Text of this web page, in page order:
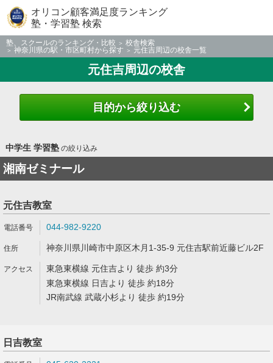
オリコン顧客満足度ランキング
塾・学習塾 検索
塾、スクールのランキング・比較
校舎検索
神奈川県の駅・市区町村から探す
元住吉周辺の校舎一覧
元住吉周辺の校舎
目的から絞り込む
中学生 学習塾の絞り込み
湘南ゼミナール
元住吉教室
044-982-9220
神奈川県川崎市中原区木月1-35-9 元住吉駅前近藤ビル2F
東急東横線 元住吉より 徒歩 約3分
東急東横線 日吉より 徒歩 約18分
JR南武線 武蔵小杉より 徒歩 約19分
日吉教室